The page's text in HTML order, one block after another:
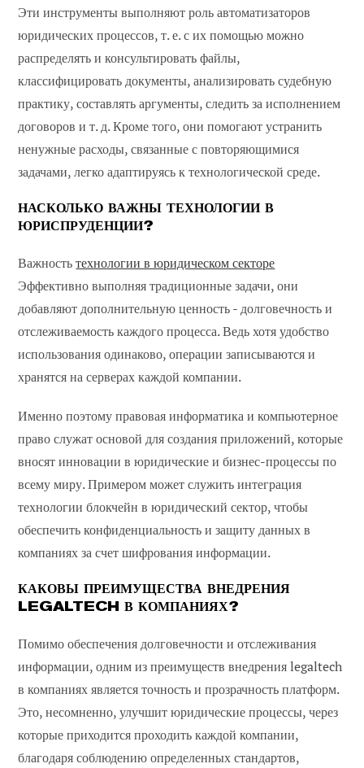
Эти инструменты выполняют роль автоматизаторов
юридических процессов, т. е. с их помощью можно
распределять и консультировать файлы,
классифицировать документы, анализировать судебную
практику, составлять аргументы, следить за исполнением
договоров и т. д. Кроме того, они помогают устранить
ненужные расходы, связанные с повторяющимися
задачами, легко адаптируясь к технологической среде.
НАСКОЛЬКО ВАЖНЫ ТЕХНОЛОГИИ В
ЮРИСПРУДЕНЦИИ?
Важностьтехнологии в юридическом секторе
Эффективно выполняя традиционные задачи, они
добавляют дополнительную ценность - долговечность и
отслеживаемость каждого процесса. Ведь хотя удобство
использования одинаково, операции записываются и
хранятся на серверах каждой компании.
Именно поэтому правовая информатика и компьютерное
право служат основой для создания приложений, которые
вносят инновации в юридические и бизнес-процессы по
всему миру. Примером может служить интеграция
технологии блокчейн в юридический сектор, чтобы
обеспечить конфиденциальность и защиту данных в
компаниях за счет шифрования информации.
КАКОВЫ ПРЕИМУЩЕСТВА ВНЕДРЕНИЯ
LEGALTECH В КОМПАНИЯХ?
Помимо обеспечения долговечности и отслеживания
информации, одним из преимуществ внедрения legaltech
в компаниях является точность и прозрачность платформ.
Это, несомненно, улучшит юридические процессы, через
которые приходится проходить каждой компании,
благодаря соблюдению определенных стандартов,